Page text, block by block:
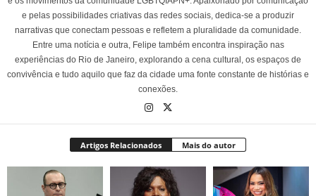
e pelas possibilidades criativas das redes sociais, dedica-se a produzir
narrativas que conectam pessoas e refletem a pluralidade da comunidade.
Entre uma notícia e outra, Felipe também encontra inspiração nas
experiências do Rio de Janeiro, explorando a cena cultural, os espaços de
convivência e tudo aquilo que faz da cidade uma fonte constante de histórias e
conexões.
Artigos Relacionados Mais do autor